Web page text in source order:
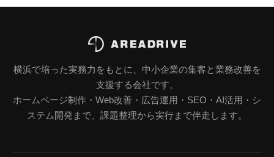
横浜で培った実務力をもとに、中小企業の集客と業務改善を
支援する会社です。
ホームページ制作・Web改善・広告運用・SEO・AI活用・シ
ステム開発まで、課題整理から実行まで伴走します。